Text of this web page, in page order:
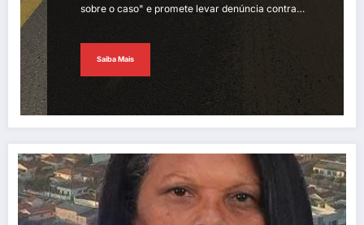
sobre o caso" e promete levar denúncia contra…
Saiba Mais